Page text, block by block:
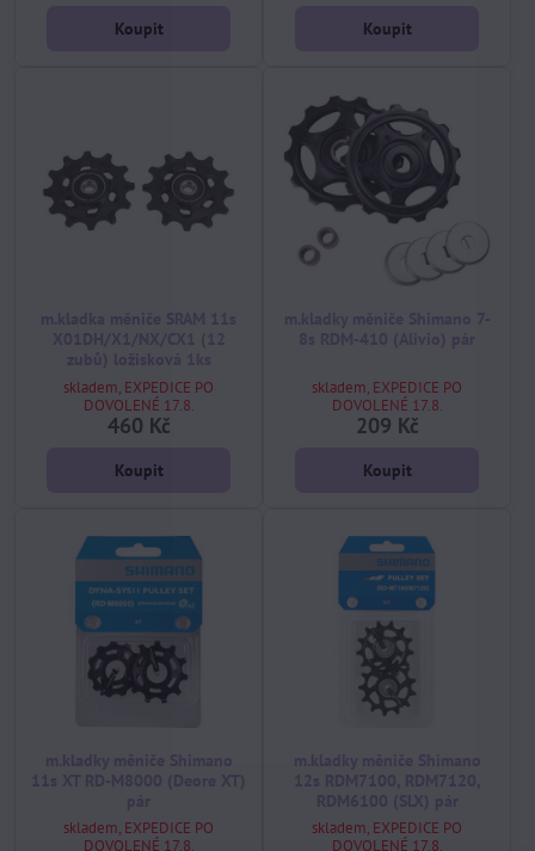
Koupit Koupit
skladem, EXPEDICE PO
DOVOLENÉ 17.8.
460 Kč
Koupit
skladem, EXPEDICE PO
DOVOLENÉ 17.8.
209 Kč
Koupit
skladem, EXPEDICE PO
DOVOLENÉ 17.8.
skladem, EXPEDICE PO
DOVOLENÉ 17.8.